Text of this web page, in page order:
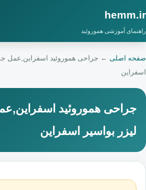
hemm.ir
راهنمای آموزشی هموروئید
صفحه اصلی ← جراحی هموروئید اسفراین,عمل
اسفراین
جراحی هموروئید
لیزر بواسیر اسفراین